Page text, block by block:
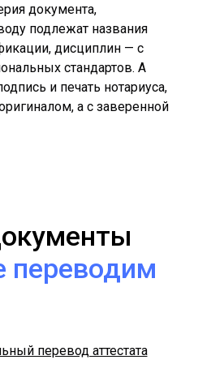
документа,
подлежат названия
дисциплин — с
стандартов. А
и печать нотариуса,
а с заверенной
переводим
перевод аттестата